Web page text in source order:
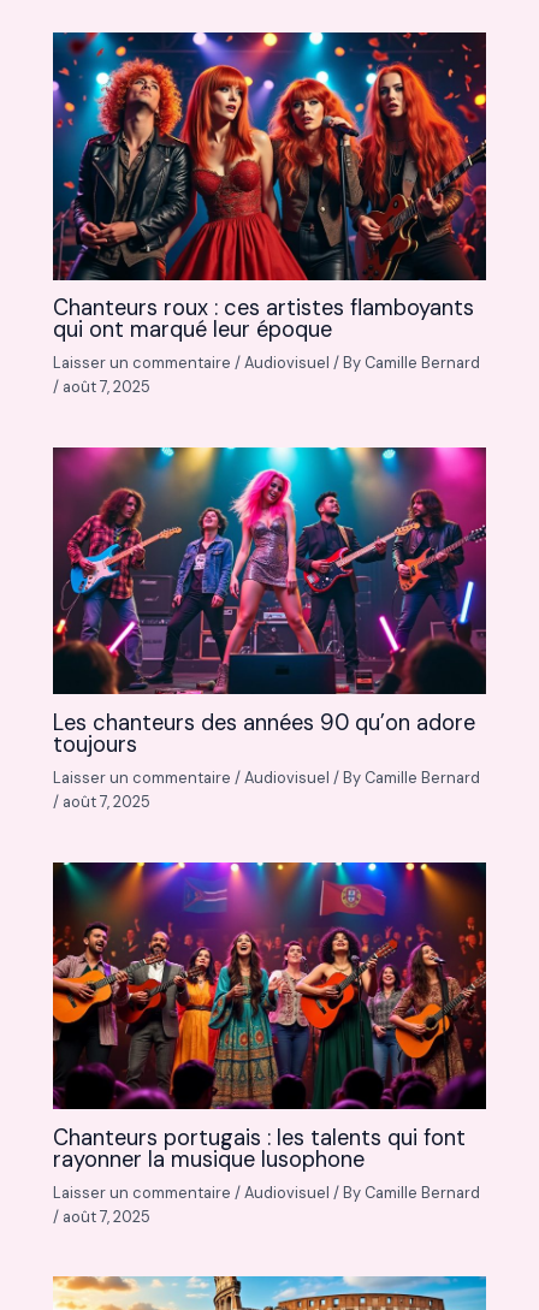
Chanteurs roux : ces artistes flamboyants
qui ont marqué leur époque
Laisser un commentaire /Audiovisuel / By Camille Bernard
/ août 7, 2025
Les chanteurs des années 90 qu’on adore
toujours
Laisser un commentaire /Audiovisuel / By Camille Bernard
/ août 7, 2025
Chanteurs portugais : les talents qui font
rayonner la musique lusophone
Laisser un commentaire /Audiovisuel / By Camille Bernard
/ août 7, 2025